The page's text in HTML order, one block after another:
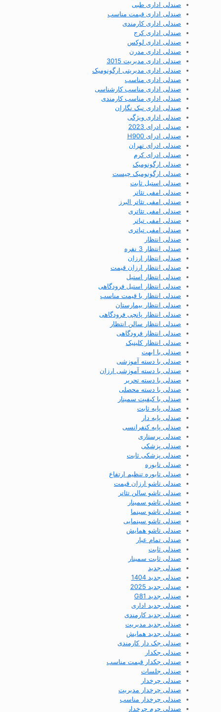
صندلی اداری طبی
صندلی اداری قیمت مناسب
صندلی اداری کارمندی
صندلی اداری کرج
صندلی اداری لوکس
صندلی اداری مدرن
صندلی اداری مدیریت 3015
صندلی اداری مدیریتی ارگونومیک
صندلی اداری مناسب
صندلی اداری مناسب کارشناسی
صندلی اداری مناسب کارمندی
صندلی اداری نیک نگاران
صندلی اداری ویژگی
صندلی ادرای 2023
صندلی ادرای H900
صندلی ادرای تهران
صندلی ادرای کرم
صندلی ارگونومیک
صندلی ارگونومیک چیست
صندلی استیل ثابت
صندلی امفی تئاتر
صندلی امفی تئاتر البرز
صندلی امفی تئاتری
صندلی امفی تیاتر
صندلی امفی تیاتری
صندلی انتظار
صندلی انتظار 3 نفره
صندلی انتظار ارزان
صندلی انتظار ارزان قیمت
صندلی انتظار استیل
صندلی انتظار استیل فرودگاهی
صندلی انتظار با قیمت مناسب
صندلی انتظار بیمارستان
صندلی انتظار پانچی فرودگاهی
صندلی انتظار سالن انتظار
صندلی انتظار فرودگاهی
صندلی انتظار کلینیک
صندلی با ابهت
صندلی با دسته آموزشی
صندلی با دسته آموزشی ارزان
صندلی با دسته تحریر
صندلی با دسته محصلی
صندلی با کیفیت سمینار
صندلی پایه ثابت
صندلی پایه دار
صندلی پایه کنفرانسی
صندلی پرستاری
صندلی پزشکی
صندلی پزشکی ثابت
صندلی تابوره
صندلی تابوره تنظیم ارتفاع
صندلی تاشو ارزان قیمت
صندلی تاشو سالن تئاتر
صندلی تاشو سمینار
صندلی تاشو سینما
صندلی تاشو سینمایی
صندلی تاشو همایش
صندلی تمام عیار
صندلی ثابت
صندلی ثابت سمینار
صندلی جدید
صندلی جدید 1404
صندلی جدید 2025
صندلی جدید G81
صندلی جدید اداری
صندلی جدید کارمندی
صندلی جدید مدیریت
صندلی جدید همایش
صندلی جک دار کارمندی
صندلی جکدار
صندلی جکدار قیمت مناسب
صندلی جلسات
صندلی چرخدار
صندلی چرخدار مدیریت
صندلی چرخدار مناسب
صندلی چرم چرخدار